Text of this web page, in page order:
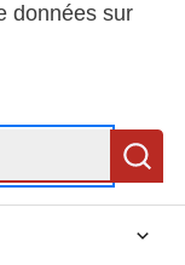
données sur